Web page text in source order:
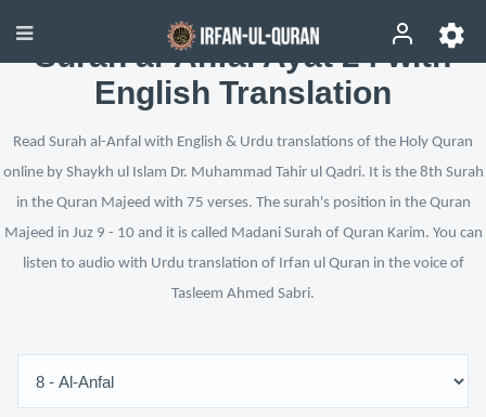
Surah al-Anfal Ayat 24 with
English Translation
Read Surah al-Anfal with English & Urdu translations of the Holy Quran
online by Shaykh ul Islam Dr. Muhammad Tahir ul Qadri. It is the 8th Surah
in the Quran Majeed with 75 verses. The surah's position in the Quran
Majeed in Juz 9 - 10 and it is called Madani Surah of Quran Karim. You can
listen to audio with Urdu translation of Irfan ul Quran in the voice of
Tasleem Ahmed Sabri.